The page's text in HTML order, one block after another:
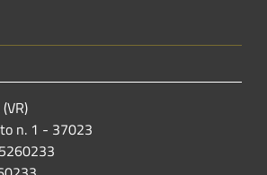
n. 1 - 37023